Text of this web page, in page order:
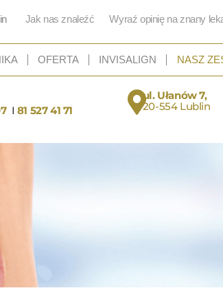
Jak nas znaleźć Wyraź opinię na znany
OFERTA INVISALIGN NASZ
I 81 527 41 71
ul. Ułanów 7,
20-554 Lublin